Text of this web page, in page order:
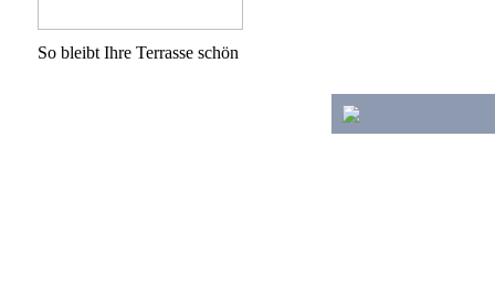
So bleibt Ihre Terrasse schön